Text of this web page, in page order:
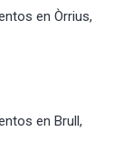
en Òrrius,
en Brull,